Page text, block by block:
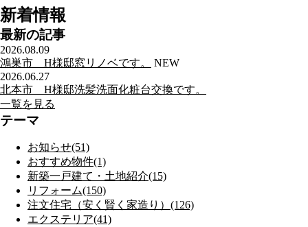
新着情報
最新の記事
2026.08.09
鴻巣市 H様邸窓リノベです。
NEW
2026.06.27
北本市 H様邸洗髪洗面化粧台交換です。
一覧を見る
テーマ
お知らせ(51)
おすすめ物件(1)
新築一戸建て・土地紹介(15)
リフォーム(150)
注文住宅（安く賢く家造り）(126)
エクステリア(41)